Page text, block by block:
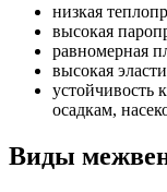
низкая
высокая
равномерная
высокая
устойчивость
осадкам,
Виды